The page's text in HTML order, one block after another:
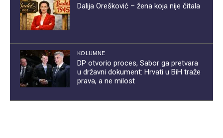
Dalija Orešković – žena koja nije čitala
KOLUMNE
DP otvorio proces, Sabor ga pretvara
u državni dokument: Hrvati u BiH traže
prava, a ne milost